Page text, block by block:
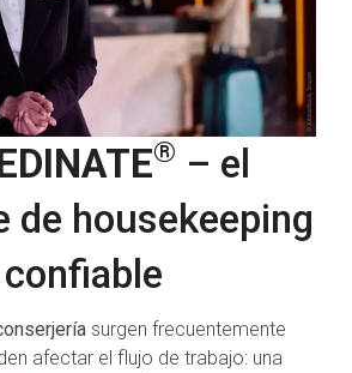
® – el
de housekeeping
confiable
surgen frecuentemente
afectar el flujo de trabajo: una